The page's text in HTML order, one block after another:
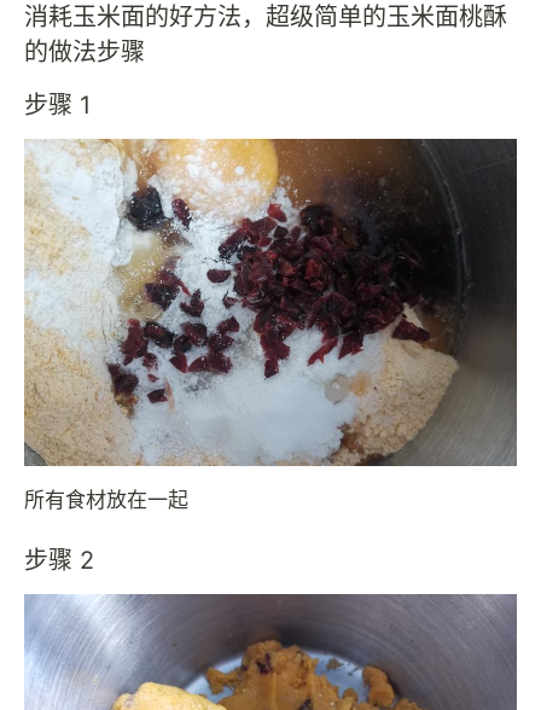
消耗玉米面的好方法，超级简单的玉米面桃酥
的做法步骤
步骤 1
所有食材放在一起
步骤 2